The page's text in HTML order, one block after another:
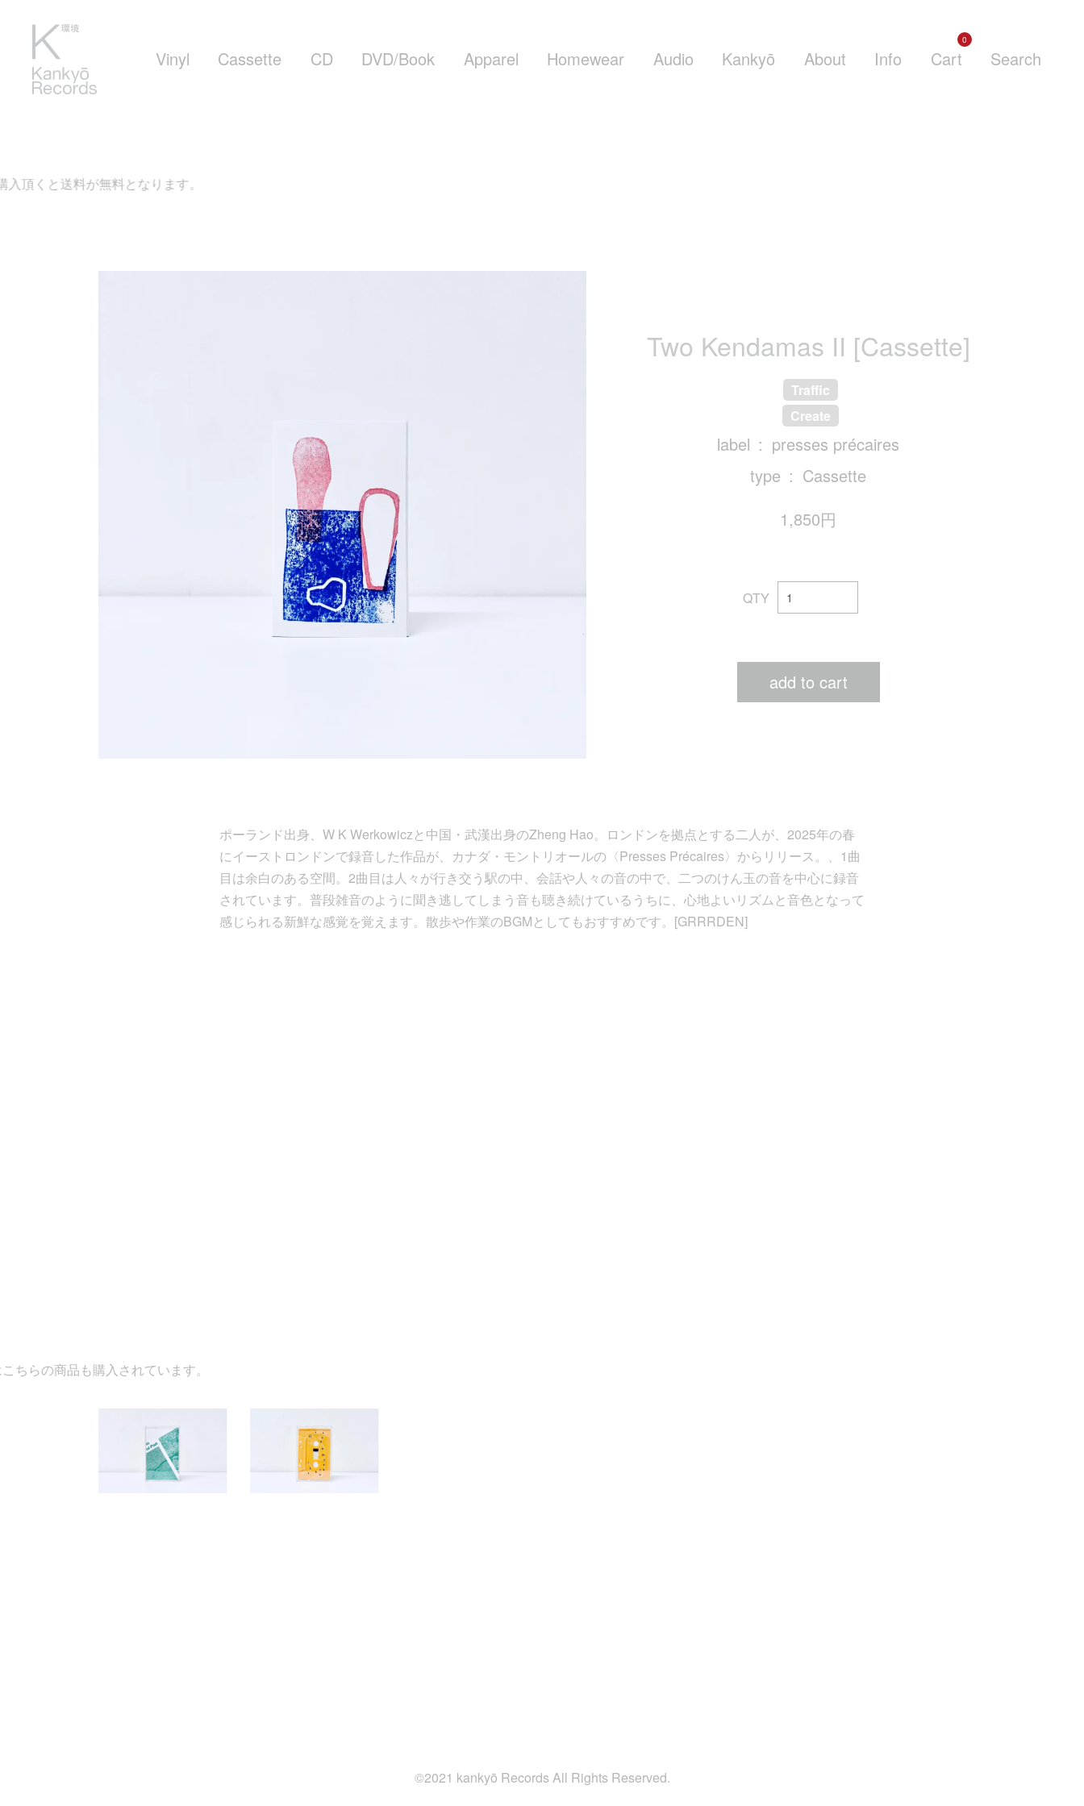
Vinyl Cassette CD DVD/Book Apparel Homewear Audio Kankyō About Info Cart
0
Search
送料が無料となります。
Two Kendamas II [Cassette]
Traffic
Create
label
presses précaires
type
Cassette
1,850円
QTY
add to cart
ポーランド出身、W K Werkowiczと中国・武漢出身のZheng Hao。ロンドンを拠点とする二人が、2025年の春
にイーストロンドンで録音した作品が、カナダ・モントリオールの〈Presses Précaires〉からリリース。、1曲
目は余白のある空間。2曲目は人々が行き交う駅の中、会話や人々の音の中で、二つのけん玉の音を中心に録音
されています。普段雑音のように聞き逃してしまう音も聴き続けているうちに、心地よいリズムと音色となって
感じられる新鮮な感覚を覚えます。散歩や作業のBGMとしてもおすすめです。[GRRRDEN]
品も購入されています。
©2021 kankyō Records All Rights Reserved.